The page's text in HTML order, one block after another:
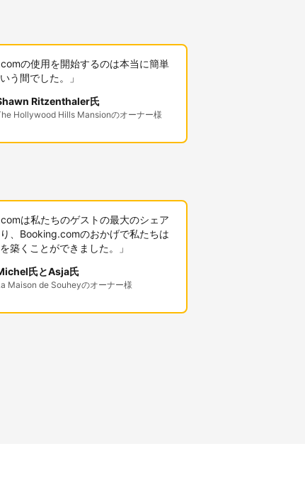
の使用を開始するのは本当に簡単
う間でした。」
Ritzenthaler氏
Hollywood Hills Mansionのオーナー様
は私たちのゲストの最大のシェア
、Booking.comのおかげで私たちは
築くことができました。」
氏とAsja氏
Maison de Souheyのオーナー様